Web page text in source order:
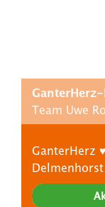
Team Uwe
GanterHerz
Delmenhorst